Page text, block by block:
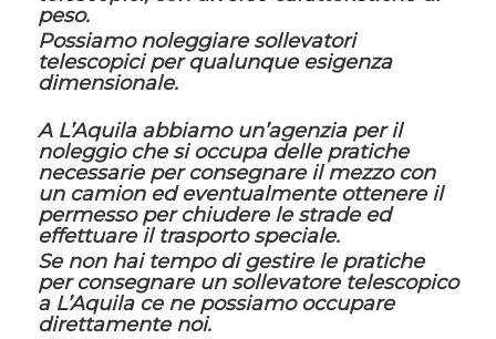
peso.
Possiamo noleggiare sollevatori
telescopici per qualunque esigenza
dimensionale.
A L’Aquila abbiamo un’agenzia per il
noleggio che si occupa delle pratiche
necessarie per consegnare il mezzo con
un camion ed eventualmente ottenere il
permesso per chiudere le strade ed
effettuare il trasporto speciale.
Se non hai tempo di gestire le pratiche
per consegnare un sollevatore telescopico
a L’Aquila ce ne possiamo occupare
direttamente noi.